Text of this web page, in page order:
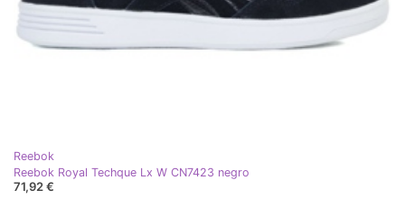
Reebok
Reebok Royal Techque Lx W CN7423 negro
71,92 €